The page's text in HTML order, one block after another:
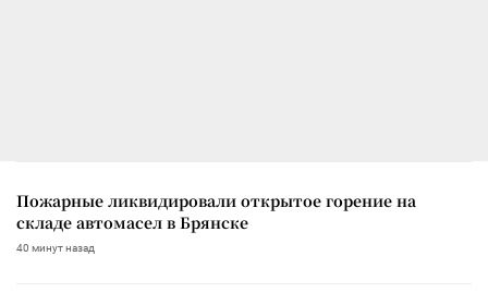
Пожарные ликвидировали открытое горение на
складе автомасел в Брянске
40 минут назад